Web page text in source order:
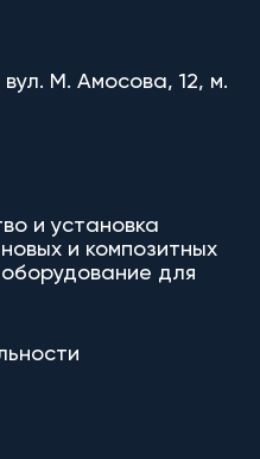
М. Амосова, 12, м.
и установка
и композитных
для